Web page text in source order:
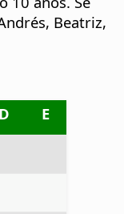
Beatriz,
E